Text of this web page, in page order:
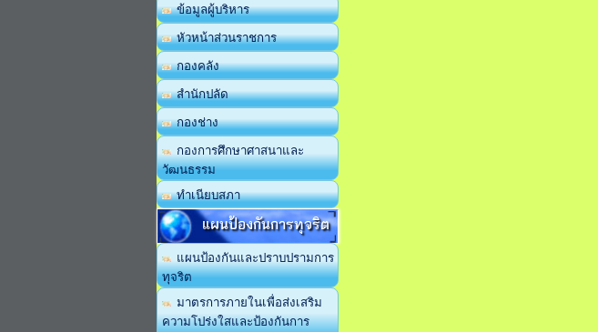
ข้อมูลผู้บริหาร
หัวหน้าส่วนราชการ
กองคลัง
สำนักปลัด
กองช่าง
กองการศึกษาศาสนาและ
วัฒนธรรม
ทำเนียบสภา
แผนป้องกันการทุจริต
แผนป้องกันและปราบปรามการ
ทุจริต
มาตรการภายในเพื่อส่งเสริม
ความโปร่งใสและป้องกันการ